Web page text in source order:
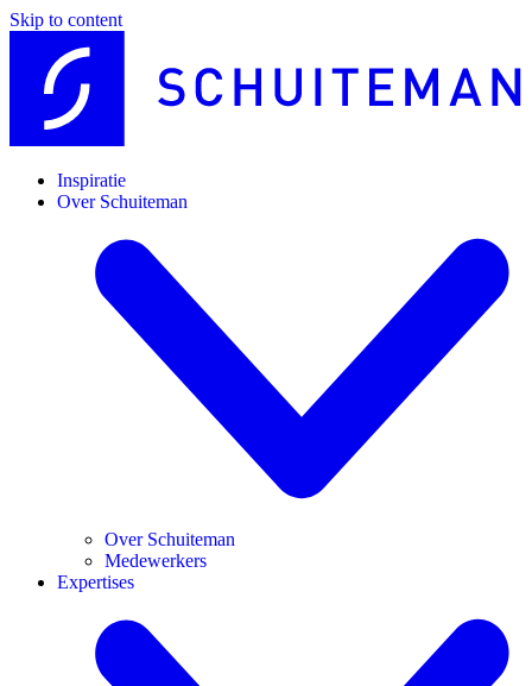
Skip to content
Inspiratie
Over Schuiteman
Over Schuiteman
Medewerkers
Expertises